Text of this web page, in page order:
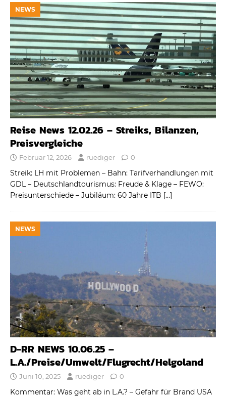
NEWS
Reise News 12.02.26 – Streiks, Bilanzen,
Preisvergleiche
Februar 12, 2026 ruediger 0
Streik: LH mit Problemen – Bahn: Tarifverhandlungen mit
GDL – Deutschlandtourismus: Freude & Klage – FEWO:
Preisunterschiede – Jubiläum: 60 Jahre ITB […]
NEWS
D-RR NEWS 10.06.25 –
L.A./Preise/Umwelt/Flugrecht/Helgoland
Juni 10, 2025 ruediger 0
Kommentar: Was geht ab in L.A.? – Gefahr für Brand USA